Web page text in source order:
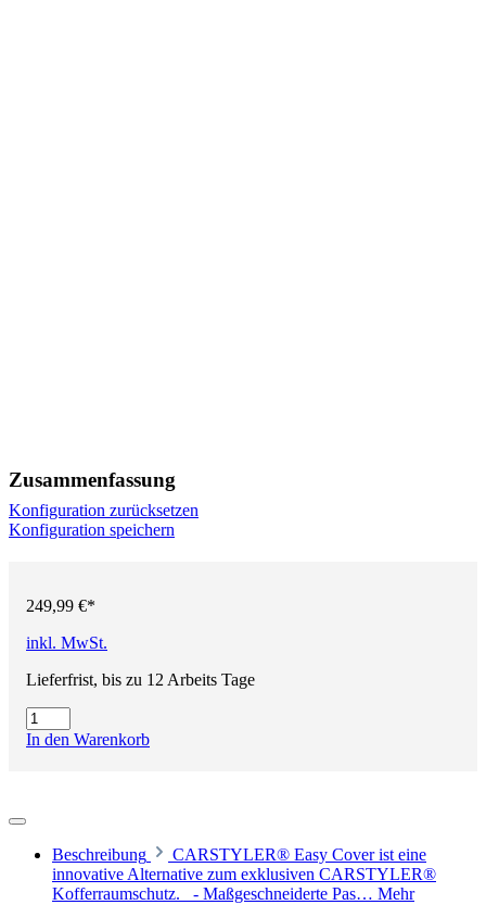
Zusammenfassung
Konfiguration zurücksetzen
Konfiguration speichern
249,99 €*
inkl. MwSt.
Lieferfrist, bis zu 12 Arbeits Tage
In den Warenkorb
Beschreibung
CARSTYLER® Easy Cover ist eine
innovative Alternative zum exklusiven CARSTYLER®
Kofferraumschutz. - Maßgeschneiderte Pas… Mehr